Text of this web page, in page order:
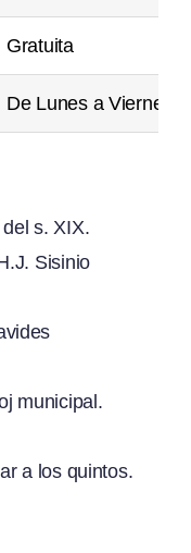
Gratuita
De Lunes a Viernes
s. XIX.
Sisinio
municipal.
a los quintos.